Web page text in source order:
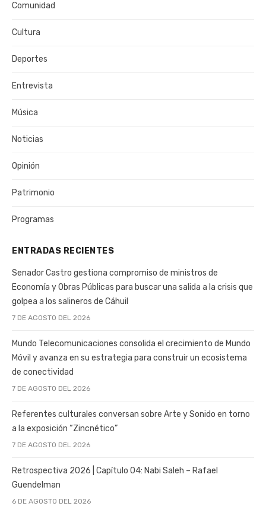
Comunidad
Cultura
Deportes
Entrevista
Música
Noticias
Opinión
Patrimonio
Programas
ENTRADAS RECIENTES
Senador Castro gestiona compromiso de ministros de
Economía y Obras Públicas para buscar una salida a la crisis que
golpea a los salineros de Cáhuil
7 DE AGOSTO DEL 2026
Mundo Telecomunicaciones consolida el crecimiento de Mundo
Móvil y avanza en su estrategia para construir un ecosistema
de conectividad
7 DE AGOSTO DEL 2026
Referentes culturales conversan sobre Arte y Sonido en torno
a la exposición “Zincnético”
7 DE AGOSTO DEL 2026
Retrospectiva 2026 | Capítulo 04: Nabi Saleh – Rafael
Guendelman
6 DE AGOSTO DEL 2026